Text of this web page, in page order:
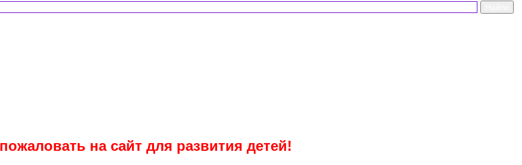
на сайт для развития детей!